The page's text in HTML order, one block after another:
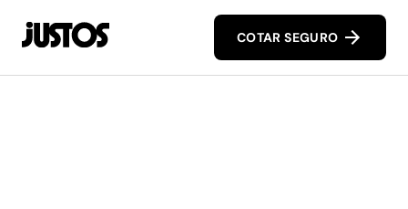
COTAR SEGURO